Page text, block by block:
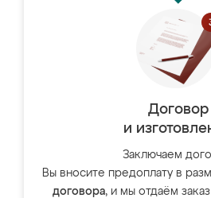
Договор
и
Заключаем
Вы вносите предоплату в
договора, и мы отдаём